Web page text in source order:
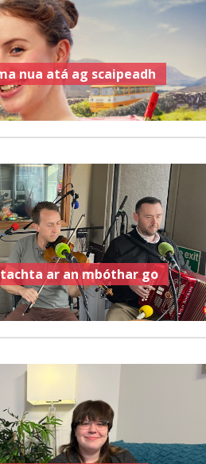
nua atá ag scaipeadh
ar an mbóthar go